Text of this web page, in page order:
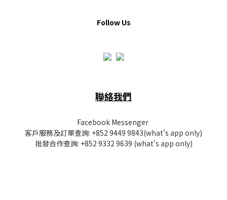
Follow Us
聯絡我們
Facebook Messenger
客戶服務及訂單查詢: +852 9449 9843(what's app only)
批發合作查詢: +852 9332 9639 (what's app only)